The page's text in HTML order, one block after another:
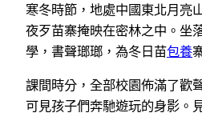
寒冬時節，地處中國東北月亮
夜歹苗寨掩映在密林之中。坐
學，書聲瑯瑯，為冬日苗包養
課間時分，全部校園佈滿了歡
可見孩子們奔馳遊玩的身影。